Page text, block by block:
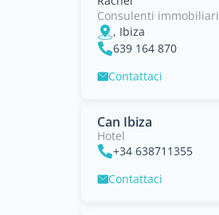
Consulenti immobiliari
, Ibiza
639 164 870
Contattaci
Can Ibiza
Hotel
+34 638711355
Contattaci